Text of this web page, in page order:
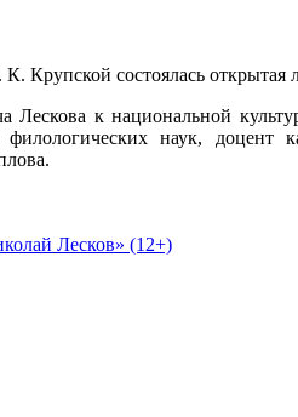
Крупской состоялась
к национальной
наук, доцент
Лесков» (12+)